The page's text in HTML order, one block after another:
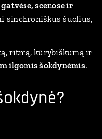
gatvėse, scenose ir
sinchroniškus šuolius,
ritmą, kūrybiškumą ir
ilgomis šokdynėmis.